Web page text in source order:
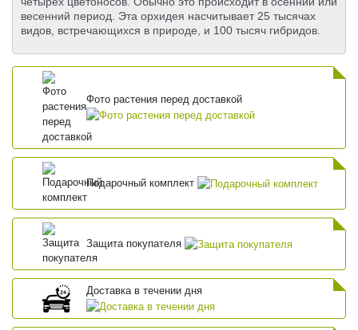
весенний период. Эта орхидея насчитывает 25 тысячах
видов, встречающихся в природе, и 100 тысяч гибридов.
Фото растения перед доставкой
Подарочный комплект
Защита покупателя
Доставка в течении дня